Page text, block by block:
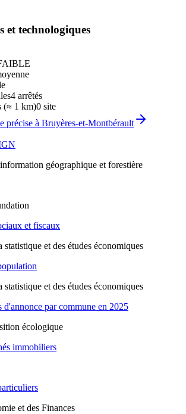
et technologiques
4 arrêtés
(≈ 1 km)0 site
précise à Bruyères-et-Montbérault
géographique et forestière
et fiscaux
et des études économiques
et des études économiques
d'annonce par commune en 2025
écologique
immobiliers
et des Finances